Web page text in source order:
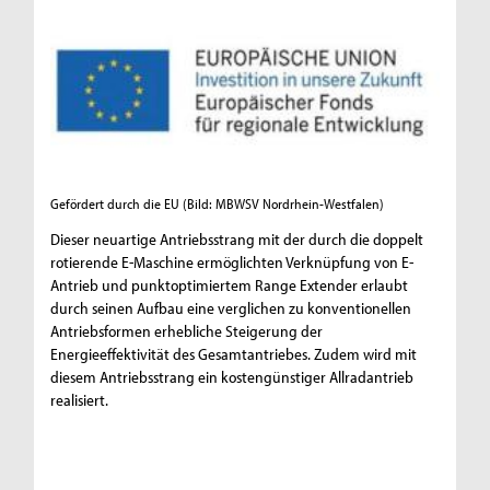
Gefördert durch die EU(Bild: MBWSV Nordrhein-Westfalen)
Dieser neuartige Antriebsstrang mit der durch die doppelt
rotierende E-Maschine ermöglichten Verknüpfung von E-
Antrieb und punktoptimiertem Range Extender erlaubt
durch seinen Aufbau eine verglichen zu konventionellen
Antriebsformen erhebliche Steigerung der
Energieeffektivität des Gesamtantriebes. Zudem wird mit
diesem Antriebsstrang ein kostengünstiger Allradantrieb
realisiert.